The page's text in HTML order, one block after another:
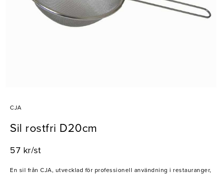
CJA
Sil rostfri D20cm
57 kr/st
En sil från CJA, utvecklad för professionell användning i restauranger,